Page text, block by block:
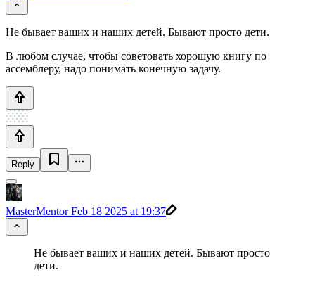
Не бывает ваших и наших детей. Бывают просто дети.
В любом случае, чтобы советовать хорошую книгу по
ассемблеру, надо понимать конечную задачу.
Reply
MasterMentorFeb 18 2025 at 19:37
Не бывает ваших и наших детей. Бывают просто
дети.